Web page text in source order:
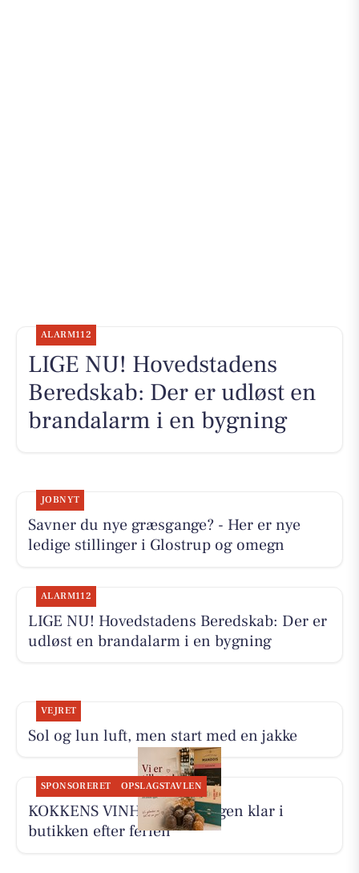
ALARM112
LIGE NU! Hovedstadens
Beredskab: Der er udløst en
brandalarm i en bygning
JOBNYT
Savner du nye græsgange? - Her er nye
ledige stillinger i Glostrup og omegn
ALARM112
LIGE NU! Hovedstadens Beredskab: Der er
udløst en brandalarm i en bygning
VEJRET
Sol og lun luft, men start med en jakke
SPONSORERET OPSLAGSTAVLEN
KOKKENS VINHUS ApS er igen klar i
butikken efter ferien